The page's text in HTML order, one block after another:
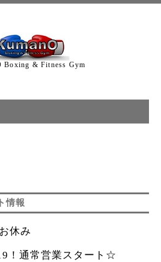
Boxing & Fitness Gym
情報
休み
！通常営業スタート☆